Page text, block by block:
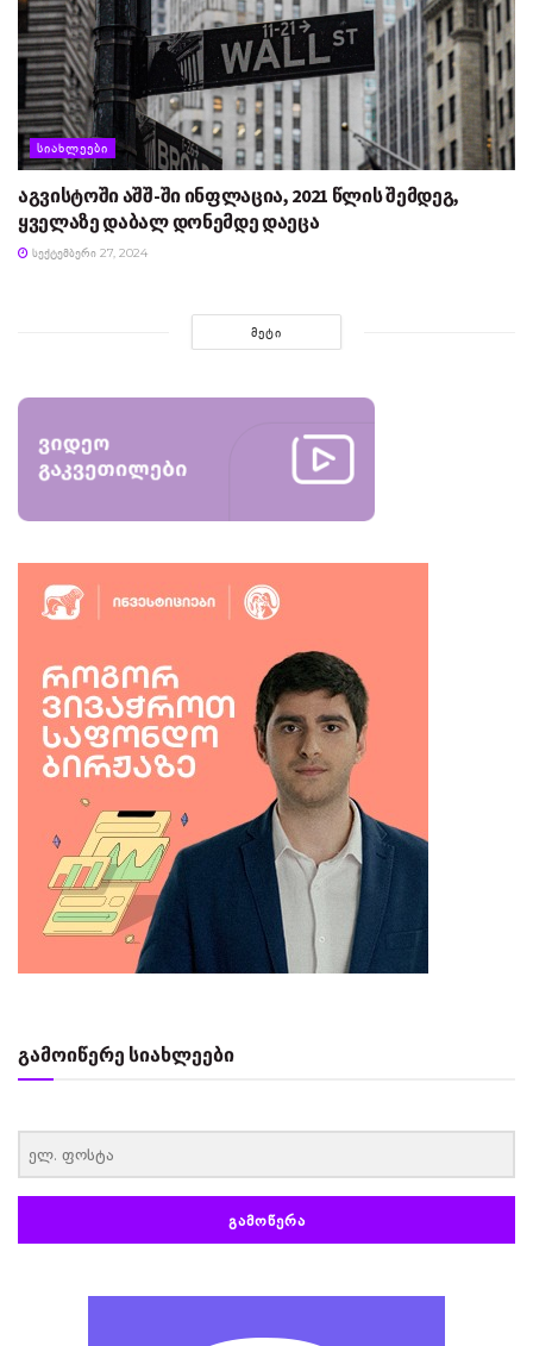
ᲡᲘᲐᲮᲚᲔᲔᲑᲘ
აგვისტოში აშშ-ში ინფლაცია, 2021 წლის შემდეგ,
ყველაზე დაბალ დონემდე დაეცა
ᲡᲔᲥᲢᲔᲛᲑᲔᲠᲘ 27, 2024
ᲛᲔᲢᲘ
გამოიწერე სიახლეები
ᲒᲐᲛᲝᲬᲔᲠᲐ